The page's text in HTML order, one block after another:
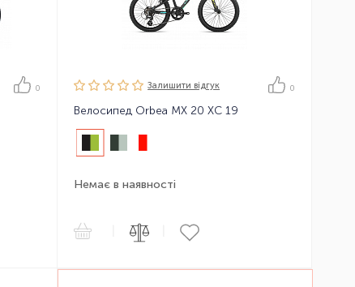
0 Залишити вiдгук 0
Велосипед Orbea MX 20 XC 19
Немає в наявності